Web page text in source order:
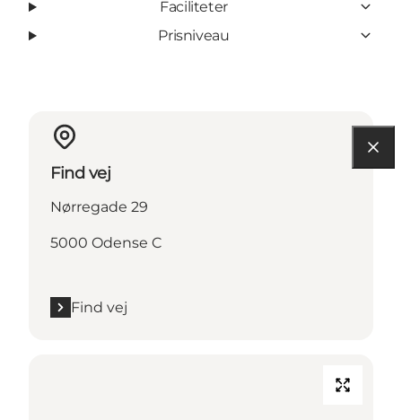
Faciliteter
Prisniveau
Find vej
Nørregade 29
5000 Odense C
Find vej